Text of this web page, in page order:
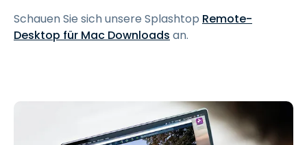
Schauen Sie sich unsere Splashtop Remote-
Desktop für Mac Downloads an.